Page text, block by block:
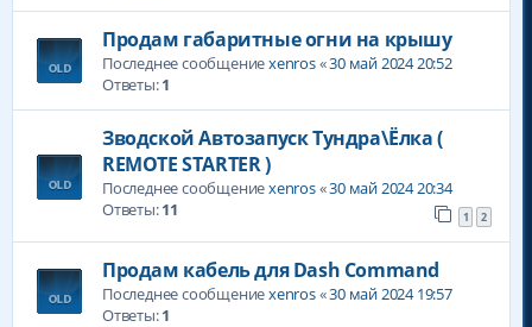
Продам габаритные огни на крышу
Последнее сообщениеxenros«30 май 2024 20:52
Ответы:1
Зводской Автозапуск Тундра\Ёлка (
REMOTE STARTER )
Последнее сообщениеxenros«30 май 2024 20:34
Ответы:11 1 2
Продам кабель для Dash Command
Последнее сообщениеxenros«30 май 2024 19:57
Ответы:1